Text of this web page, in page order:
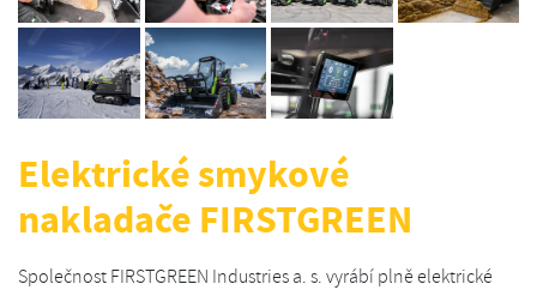
Elektrické smykové
nakladače FIRSTGREEN
Společnost FIRSTGREEN Industries a. s. vyrábí plně elektrické